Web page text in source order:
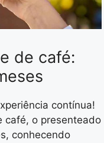
de café:
contínua!
café, o presenteado
conhecendo